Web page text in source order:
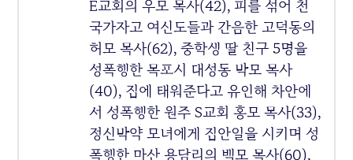
E교회의 우모 목사(42), 피를 섞어 천
국가자고 여신도들과 간음한 고덕동의
허모 목사(62), 중학생 딸 친구 5명을
성폭행한 목포시 대성동 박모 목사
(40), 집에 태워준다고 유인해 차안에
서 성폭행한 원주 S교회 홍모 목사(33),
정신박약 모녀에게 집안일을 시키며 성
폭행한 마산 용담리의 백모 목사(60),